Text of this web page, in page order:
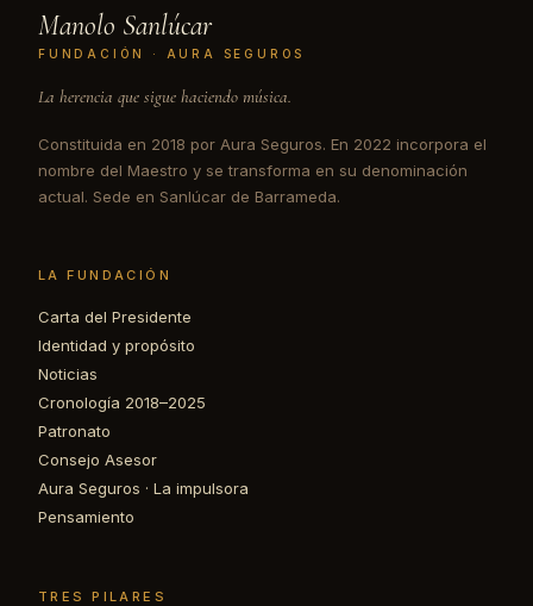
Manolo Sanlúcar
FUNDACIÓN · AURA SEGUROS
La herencia que sigue haciendo música.
Constituida en 2018 por Aura Seguros. En 2022 incorpora el
nombre del Maestro y se transforma en su denominación
actual. Sede en Sanlúcar de Barrameda.
LA FUNDACIÓN
Carta del Presidente
Identidad y propósito
Noticias
Cronología 2018–2025
Patronato
Consejo Asesor
Aura Seguros · La impulsora
Pensamiento
TRES PILARES